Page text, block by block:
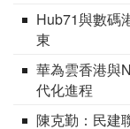
Hub71與數碼
東
華為雲香港與
代化進程
陳克勤：民建